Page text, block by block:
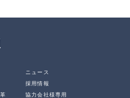
ニュース
採用情報
協力会社様専用